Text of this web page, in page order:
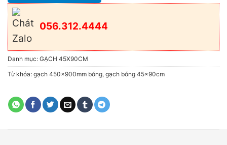
056.312.4444
Danh mục: GẠCH 45X90CM
Từ khóa: gạch 450x900mm bóng, gạch bóng 45x90cm